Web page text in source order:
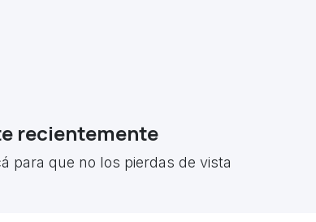
recientemente
para que no los pierdas de vista